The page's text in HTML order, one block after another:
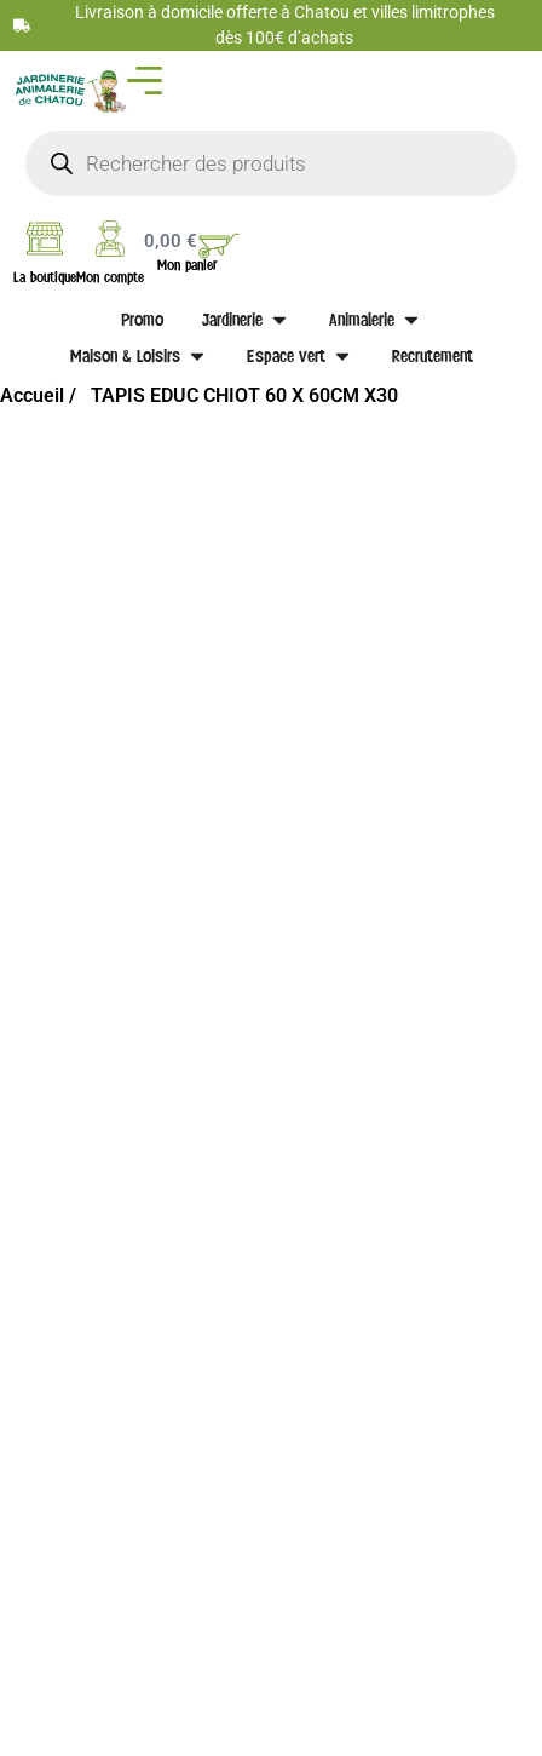
Livraison à domicile offerte à Chatou et villes limitrophes
dès 100€ d’achats
La boutiqueMon compte
0,00€
Mon panier
Promo Jardinerie
Animalerie
Maison & Loisirs
Espace vert Recrutement
Accueil / TAPIS EDUC CHIOT 60 X 60CM X30